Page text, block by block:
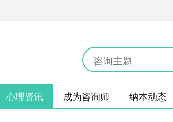
心理资讯 成为咨询师 纳本动态